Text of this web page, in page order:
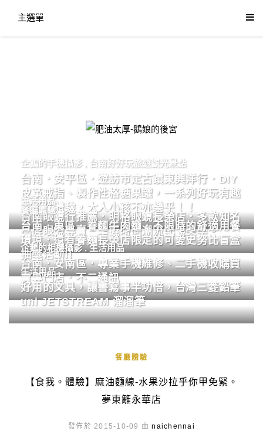
主選單
肥油太厚-鵝娘的後宮
企鵝的手機攝影 台南好好玩旅遊觀光景點
台南．安平區．遊訪市定古蹟東興洋行．DIY
皮革戒指、製作性格糖果罐，一系列好玩有趣
的手作體驗，大人小孩不亦樂乎！！
生活用品
台南眼鏡行推薦．明格眼鏡長榮店．多款知名
品牌眼鏡專賣．掌握時尚潮流配鏡美學。
餐廳體驗
台南．東區．眷麵牛肉麵．不限時的舒適用餐
環境．還有眷麵長榮店限定的可愛史努比盲盒
抽獎活動!!
企鵝的相機攝影,生活用品
台南．安南區．專業手機維修、二手機收購買
賣專門店．不二通訊
生活用品
好用的文具，讓書寫事半功倍，台灣三菱鉛筆
uni JETSTREAM 溜溜筆
餐廳體驗
【食我。體驗】麻油麵線-水果沙拉乎你甲免緊。
夢東籬永華店
發佈於 2015-10-09 由naichennai